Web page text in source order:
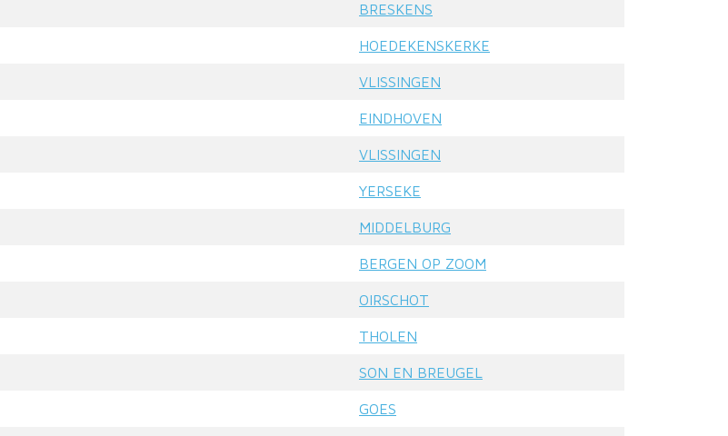
BRESKENS
HOEDEKENSKERKE
VLISSINGEN
EINDHOVEN
VLISSINGEN
YERSEKE
MIDDELBURG
BERGEN OP ZOOM
OIRSCHOT
THOLEN
SON EN BREUGEL
GOES